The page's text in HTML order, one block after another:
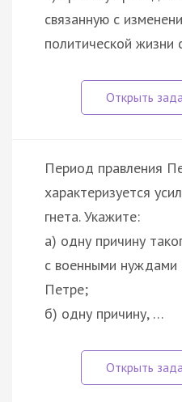
связанную с
политической жизни
Период правления
характеризуется
гнета. Укажите:
а) одну причину
с военными нуждами
Петре;
б) одну причину, …